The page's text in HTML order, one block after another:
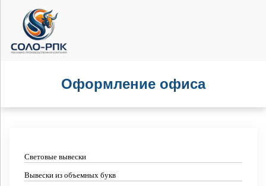
Оформление офиса
Световые вывески
Вывески из объемных букв